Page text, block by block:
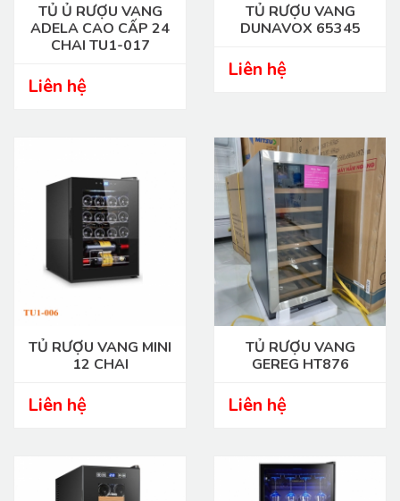
TỦ Ủ RƯỢU VANG
ADELA CAO CẤP 24
CHAI TU1-017
Liên hệ
TỦ RƯỢU VANG
DUNAVOX 65345
Liên hệ
TỦ RƯỢU VANG MINI
12 CHAI
Liên hệ
TỦ RƯỢU VANG
GEREG HT876
Liên hệ